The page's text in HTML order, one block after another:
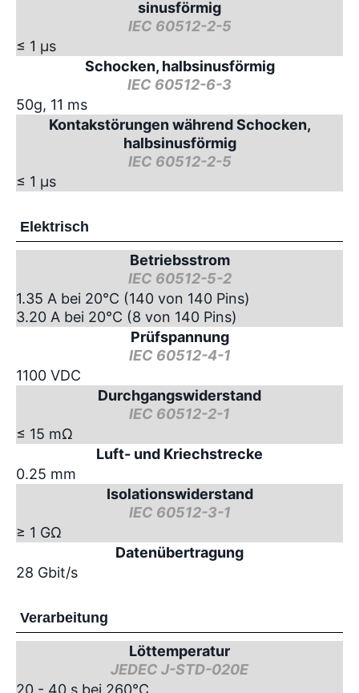
sinusförmig
IEC 60512-2-5
≤ 1 µs
Schocken, halbsinusförmig
IEC 60512-6-3
50g, 11 ms
Kontakstörungen während Schocken,
halbsinusförmig
IEC 60512-2-5
≤ 1 µs
Elektrisch
Betriebsstrom
IEC 60512-5-2
1.35 A bei 20°C (140 von 140 Pins)
3.20 A bei 20°C (8 von 140 Pins)
Prüfspannung
IEC 60512-4-1
1100 VDC
Durchgangswiderstand
IEC 60512-2-1
≤ 15 mΩ
Luft- und Kriechstrecke
0.25 mm
Isolationswiderstand
IEC 60512-3-1
≥ 1 GΩ
Datenübertragung
28 Gbit/s
Verarbeitung
Löttemperatur
JEDEC J-STD-020E
20 - 40 s bei 260°C